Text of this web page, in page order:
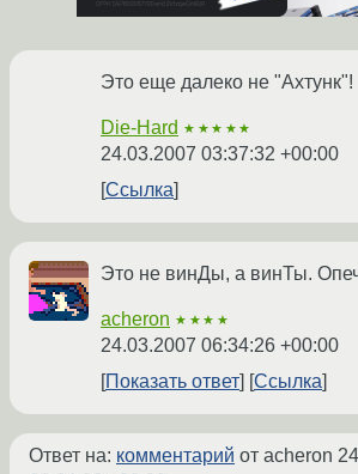
Это еще далеко не "Ахтунк"!
Die-Hard ★★★★★
24.03.2007 03:37:32 +00:00
Ссылка
Это не винДы, а винТы.
acheron ★★★★
24.03.2007 06:34:26 +00:00
Показать ответ
Ссылка
Ответ на: комментарий от acheron